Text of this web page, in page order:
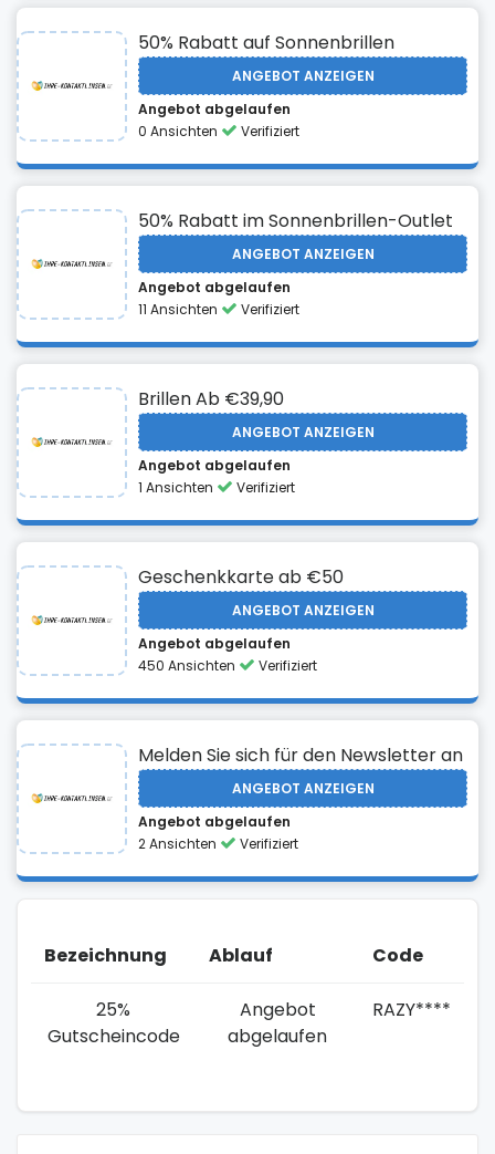
50% Rabatt auf Sonnenbrillen
ANGEBOT ANZEIGEN
Angebot abgelaufen
0 Ansichten
Verifiziert
50% Rabatt im Sonnenbrillen-Outlet
ANGEBOT ANZEIGEN
Angebot abgelaufen
11 Ansichten
Verifiziert
Brillen Ab €39,90
ANGEBOT ANZEIGEN
Angebot abgelaufen
1 Ansichten
Verifiziert
Geschenkkarte ab €50
ANGEBOT ANZEIGEN
Angebot abgelaufen
450 Ansichten
Verifiziert
Melden Sie sich für den Newsletter an
ANGEBOT ANZEIGEN
Angebot abgelaufen
2 Ansichten
Verifiziert
Bezeichnung Ablauf Code
25%
Gutscheincode
Angebot
abgelaufen
RAZY****